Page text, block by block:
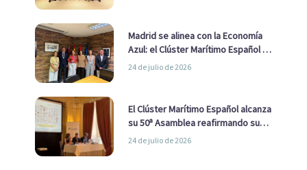
Madrid se alinea con la Economía
Azul: el Clúster Marítimo Español y
la Real Liga Naval avanzan alianzas
24 de julio de 2026
El Clúster Marítimo Español alcanza
su 50ª Asamblea reafirmando su
liderazgo en la Economía Azul
24 de julio de 2026